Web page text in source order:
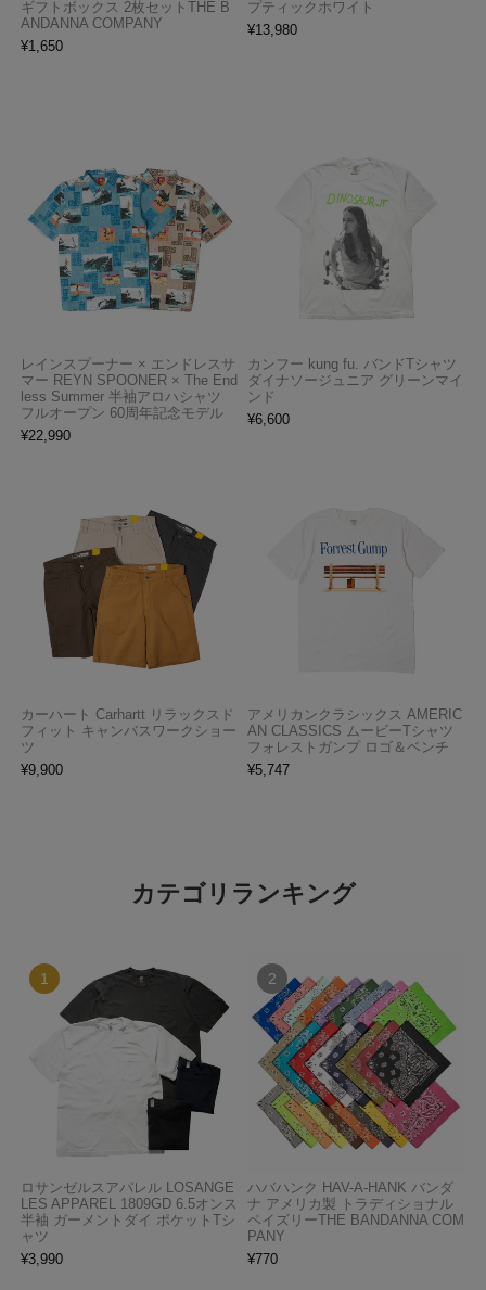
ギフトボックス 2枚セットTHE B
ANDANNA COMPANY
¥1,650
プティックホワイト
¥13,980
レインスプーナー × エンドレスサ
マー REYN SPOONER × The End
less Summer 半袖アロハシャツ
フルオープン 60周年記念モデル
¥22,990
カンフー kung fu. バンドTシャツ
ダイナソージュニア グリーンマイ
ンド
¥6,600
カーハート Carhartt リラックスド
フィット キャンバスワークショー
ツ
¥9,900
アメリカンクラシックス AMERIC
AN CLASSICS ムービーTシャツ
フォレストガンプ ロゴ＆ベンチ
¥5,747
カテゴリランキング
ロサンゼルスアパレル LOSANGE
LES APPAREL 1809GD 6.5オンス
半袖 ガーメントダイ ポケットTシ
ャツ
¥3,990
ハバハンク HAV-A-HANK バンダ
ナ アメリカ製 トラディショナル
ペイズリーTHE BANDANNA COM
PANY
¥770